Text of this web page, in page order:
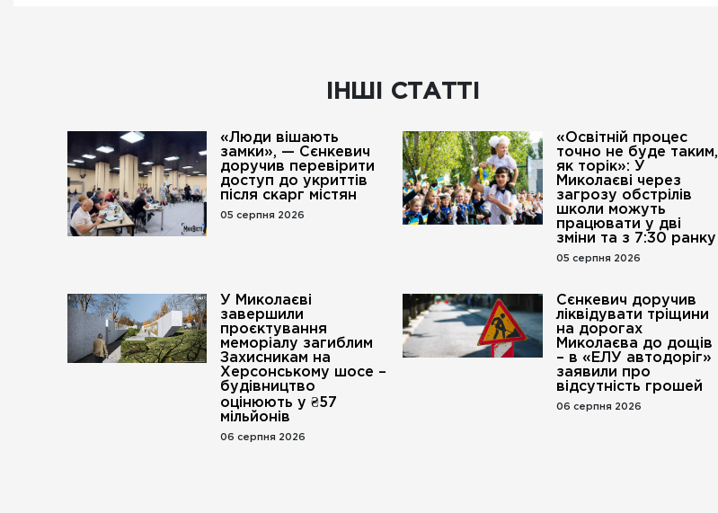
ІНШІ СТАТТІ
«Люди вішають
замки», — Сєнкевич
доручив перевірити
доступ до укриттів
після скарг містян
05 серпня 2026
«Освітній процес
точно не буде таким,
як торік»: У
Миколаєві через
загрозу обстрілів
школи можуть
працювати у дві
зміни та з 7:30 ранку
05 серпня 2026
У Миколаєві
завершили
проєктування
меморіалу загиблим
Захисникам на
Херсонському шосе –
будівництво
оцінюють у ₴57
мільйонів
06 серпня 2026
Сєнкевич доручив
ліквідувати тріщини
на дорогах
Миколаєва до дощів
– в «ЕЛУ автодоріг»
заявили про
відсутність грошей
06 серпня 2026